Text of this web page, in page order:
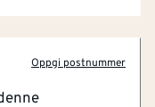
Oppgi postnummer